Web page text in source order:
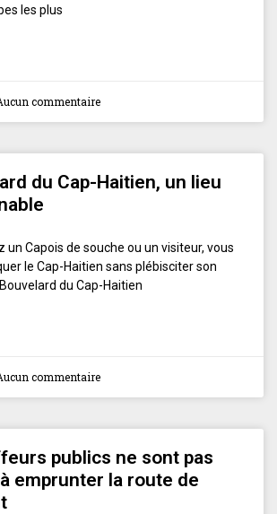
les plus
commentaire
du Cap-Haitien, un lieu
un Capois de souche ou un visiteur, vous
le Cap-Haitien sans plébisciter son
du Cap-Haitien
commentaire
publics ne sont pas
emprunter la route de